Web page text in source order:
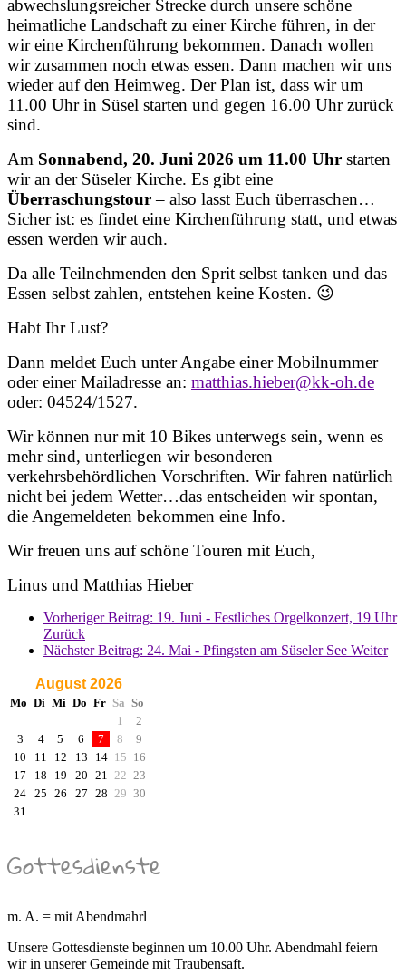
abwechslungsreicher Strecke durch unsere schöne
heimatliche Landschaft zu einer Kirche führen, in der
wir eine Kirchenführung bekommen. Danach wollen
wir zusammen noch etwas essen. Dann machen wir uns
wieder auf den Heimweg. Der Plan ist, dass wir um
11.00 Uhr in Süsel starten und gegen 16.00 Uhr zurück
sind.
Am Sonnabend, 20. Juni 2026 um 11.00 Uhr starten
wir an der Süseler Kirche. Es gibt eine
Überraschungstour– also lasst Euch überraschen…
Sicher ist: es findet eine Kirchenführung statt, und etwas
essen werden wir auch.
Da alle Teilnehmenden den Sprit selbst tanken und das
Essen selbst zahlen, entstehen keine Kosten. 😉
Habt Ihr Lust?
Dann meldet Euch unter Angabe einer Mobilnummer
oder einer Mailadresse an: matthias.hieber@kk-oh.de
oder: 04524/1527.
Wir können nur mit 10 Bikes unterwegs sein, wenn es
mehr sind, unterliegen wir besonderen
verkehrsbehördlichen Vorschriften. Wir fahren natürlich
nicht bei jedem Wetter…das entscheiden wir spontan,
die Angemeldeten bekommen eine Info.
Wir freuen uns auf schöne Touren mit Euch,
Linus und Matthias Hieber
Vorheriger Beitrag: 19. Juni - Festliches Orgelkonzert, 19 Uhr
Zurück
Nächster Beitrag: 24. Mai - Pfingsten am Süseler See Weiter
August 2026
Mo Di Mi Do Fr Sa So
1
2
3
4 5 6 7 8
9
10
11 12 13 14 15 16
17
18 19 20 21 22 23
24 25 26 27 28 29 30
31
Gottesdienste
m. A. = mit Abendmahrl
Unsere Gottesdienste beginnen um 10.00 Uhr. Abendmahl feiern
wir in unserer Gemeinde mit Traubensaft.